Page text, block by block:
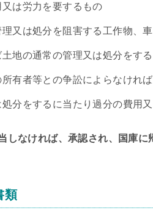
は労力を要するもの
又は処分を阻害する工作物、
土地の通常の管理又は処分をす
所有者等との争訟によらなけれ
分をするに当たり過分の費用
しなければ、承認され、国庫に
類